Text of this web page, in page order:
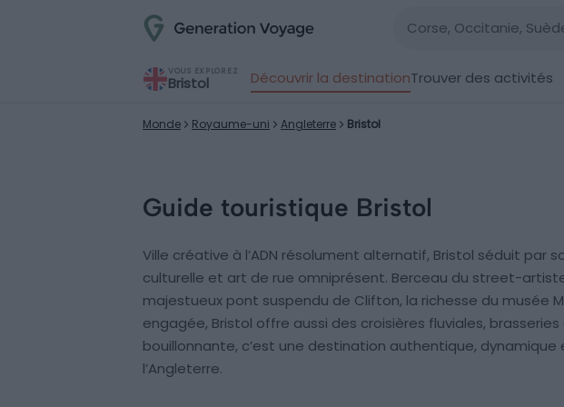
VOUS EXPLOREZ
Bristol Découvrir la destinationTrouver des activités
Monde Royaume-uni Angleterre Bristol
Guide touristique Bristol
Ville créative à l’ADN résolument alternatif, Bristol séduit
culturelle et art de rue omniprésent. Berceau du street-
majestueux pont suspendu de Clifton, la richesse du musée
engagée, Bristol offre aussi des croisières fluviales,
bouillonnante, c’est une destination authentique,
l’Angleterre.